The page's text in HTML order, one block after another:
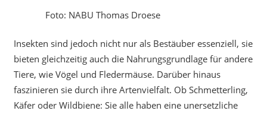
Foto: NABU Thomas Droese
Insekten sind jedoch nicht nur als Bestäuber essenziell, sie
bieten gleichzeitig auch die Nahrungsgrundlage für andere
Tiere, wie Vögel und Fledermäuse. Darüber hinaus
faszinieren sie durch ihre Artenvielfalt. Ob Schmetterling,
Käfer oder Wildbiene: Sie alle haben eine unersetzliche